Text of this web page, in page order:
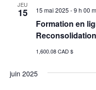
JEU
15
Formation en
15 mai 2025 - 9 h 00
1,600.08 CAD $
juin 2025